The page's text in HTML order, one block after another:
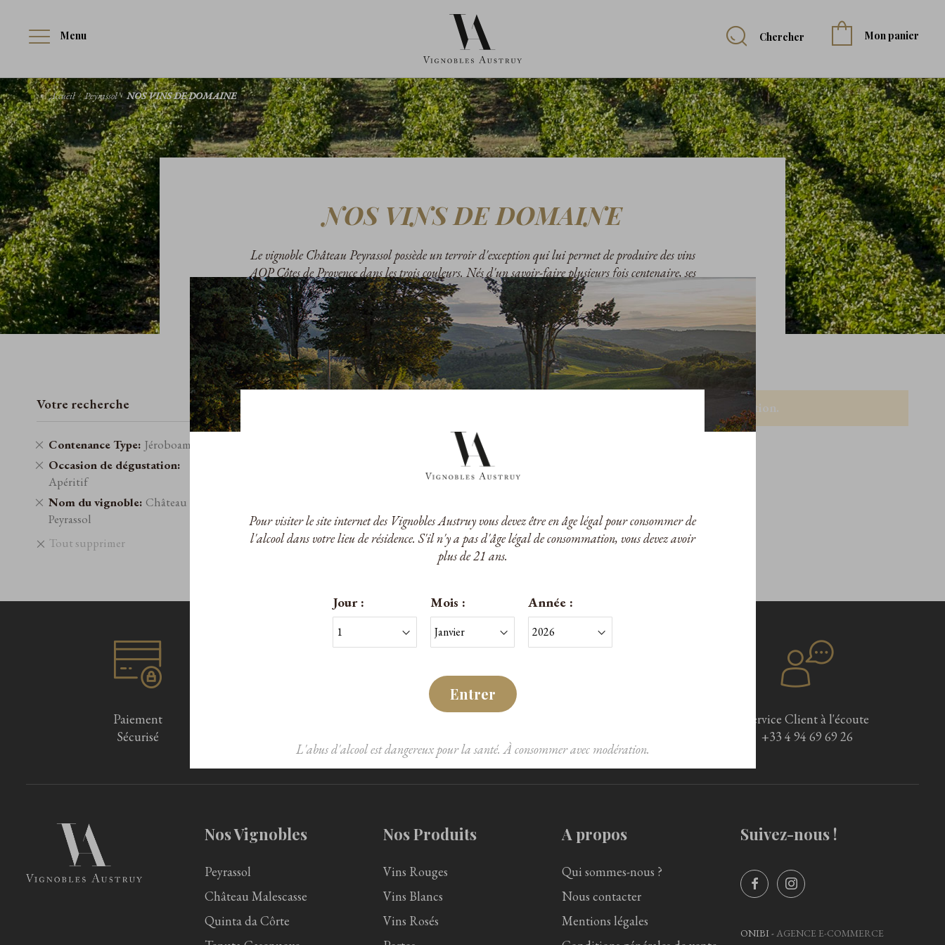
Pour visiter le site internet des Vignobles Austruy vous devez être en âge légal pour consommer de
l'alcool dans votre lieu de résidence. S'il n'y a pas d'âge légal de consommation, vous devez avoir
plus de 21 ans.
Jour : Mois : Année :
Entrer
L'abus d'alcool est dangereux pour la santé. À consommer avec modération.
Menu Mon panier
Chercher
NOS VINS DE DOMAINE
Le vignoble Château Peyrassol possède un terroir d'exception qui lui permet de produire des vins
AOP Côtes de Provence dans les trois couleurs. Nés d'un savoir-faire plusieurs fois centenaire, ses
vins sont la plus parfaite expression de la qualité du terroir et représentent l’essence même de la
Provence. Frais, raffinés et délicats, ils accompagneront parfaitement vos moments de partage et
de détente, et vous surprendront avec des arômes puissants et harmonieux.
Accueil Peyrassol NOS VINS DE DOMAINE
Nous ne pouvons pas trouver de produits correspondants à la sélection.
Votre recherche
Contenance Type Jéroboam
Retirer
cet
élément
Occasion de dégustation
Apéritif
Retirer
cet
élément
Nom du vignoble Château
Peyrassol
Retirer
cet
Tout supprimer
Paiement
Sécurisé
Service Client à l'écoute
+33 4 94 69 69 26
Nos Vignobles
Peyrassol
Château Malescasse
Quinta da Côrte
Nos Produits
Vins Rouges
Vins Blancs
Vins Rosés
A propos
Qui sommes-nous ?
Nous contacter
Mentions légales
Suivez-nous !
ONIBI -AGENCE E-COMMERCE